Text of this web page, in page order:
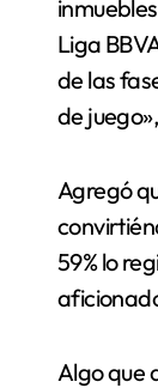
Liga
de las
de
Agregó
59% lo
Algo que